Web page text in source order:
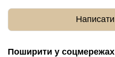
Написати
Поширити у соцмережах